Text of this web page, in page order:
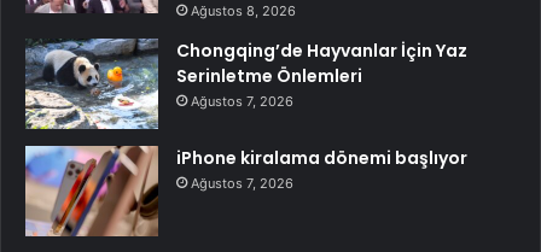
Ağustos 8, 2026
Chongqing’de Hayvanlar İçin Yaz
Serinletme Önlemleri
Ağustos 7, 2026
iPhone kiralama dönemi başlıyor
Ağustos 7, 2026